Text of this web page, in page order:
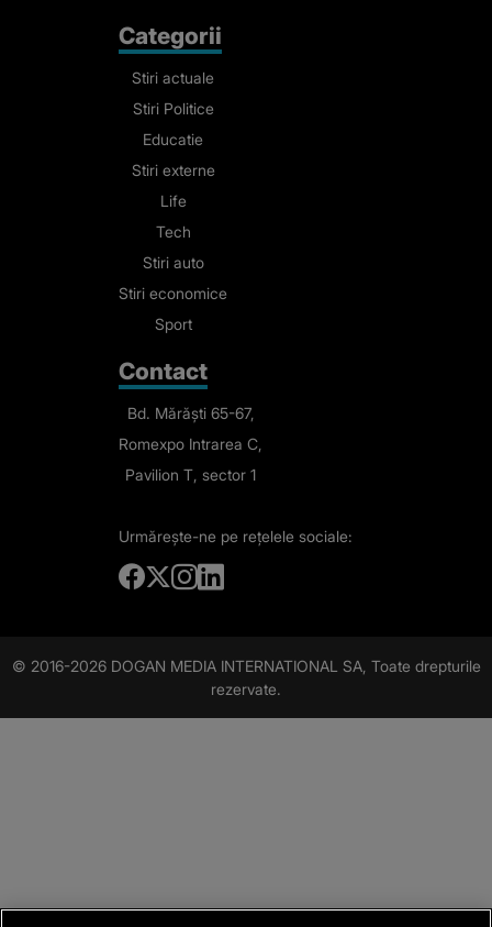
Categorii
Stiri actuale
Stiri Politice
Educatie
Stiri externe
Life
Tech
Stiri auto
Stiri economice
Sport
Contact
Bd. Mărăști 65-67,
Romexpo Intrarea C,
Pavilion T, sector 1
Urmărește-ne pe rețelele sociale:
© 2016-2026 DOGAN MEDIA INTERNATIONAL SA, Toate drepturile
rezervate.